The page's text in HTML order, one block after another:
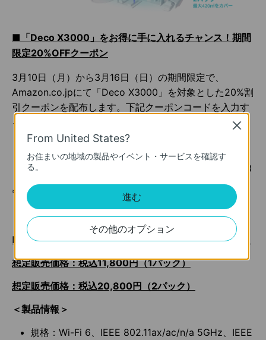
■「Deco X3000」をお得に手に入れるチャンス！期間
限定20%OFFクーポン
3月10日（月）から3月16日（日）の期間限定で、
Amazon.co.jpにて「Deco X3000」を対象とした20%割
引クーポンを配布します。下記クーポンコードを入力す
ることで、20%の割引が適用されます。
Deco X3000（1パック）クーポンコード：X1TP03
Deco X3000（2パック）クーポンコード：X2TP03
※クーポンのご利用は1ユーザーにつき1度に限ります。
【製品情報】
■AX3000 メッシュWi-Fi 6システム「Deco X3000」
想定販売価格：税込11,800円（1パック）
想定販売価格：税込20,800円（2パック）
＜製品情報＞
規格：Wi-Fi 6、IEEE 802.11ax/ac/n/a 5GHz、IEEE
From United States?
お住まいの地域の製品やイベント・サービスを確認す
る。
進む
その他のオプション
Close